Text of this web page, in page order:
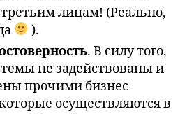
лицам! (Реально,
).
. В силу того,
не задействованы и
прочими бизнес-
осуществляются в